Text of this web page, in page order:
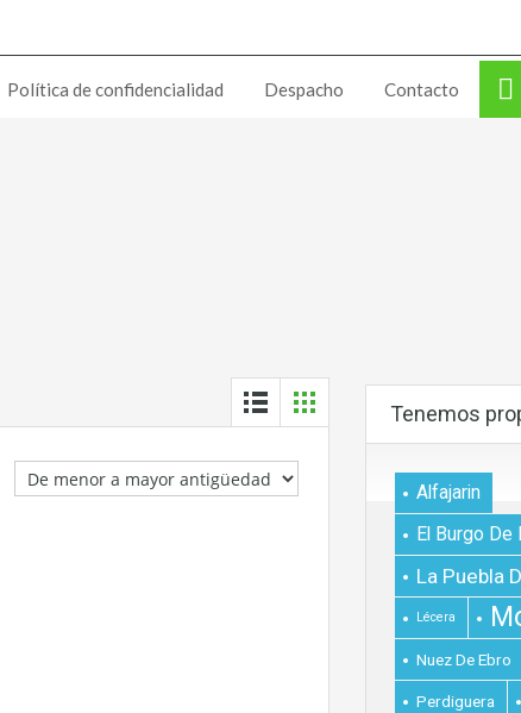
Política de confidencialidad Despacho Contacto
Tenemos
Alfajarin
El Burgo De
La Puebla
Lécera
Nuez De Ebro
Perdiguera